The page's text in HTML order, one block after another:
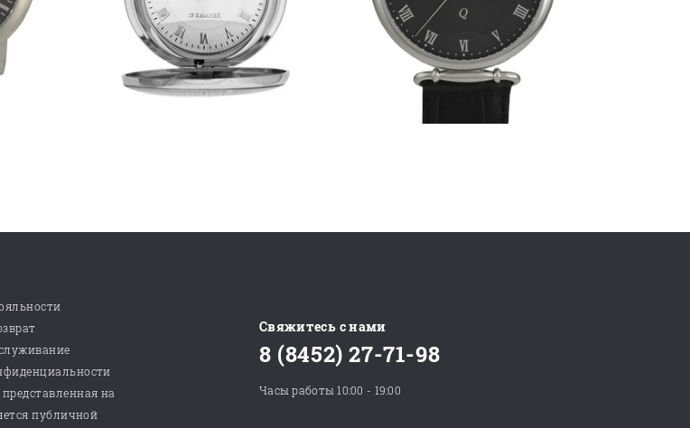
на
публичной
Свяжитесь с нами
8 (8452) 27-71-98
Часы работы 10:00 - 19:00